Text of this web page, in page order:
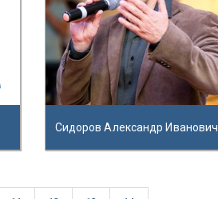
Сидоров Александр Иванович